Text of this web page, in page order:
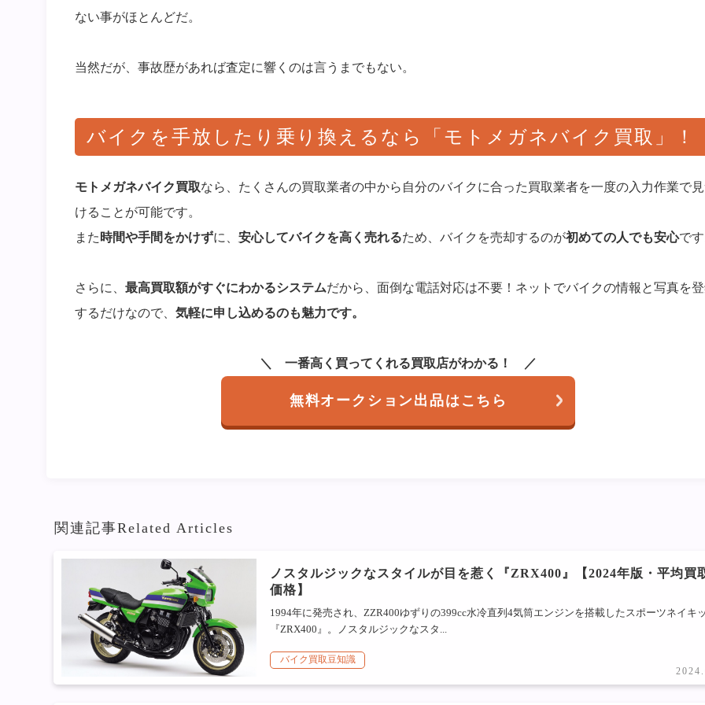
ない事がほとんどだ。
当然だが、事故歴があれば査定に響くのは言うまでもない。
バイクを手放したり乗り換えるなら「モトメガネバイク買取」！
モトメガネバイク買取なら、たくさんの買取業者の中から自分のバイクに合った買取業者を一度の入力作業で
けることが可能です。
また 時間や手間をかけずに、 安心してバイクを高く売れるため、バイクを売却するのが初めての人でも安心です
さらに、 最高買取額がすぐにわかるシステムだから、面倒な電話対応は不要！ネットでバイクの情報と写真を
するだけなので、 気軽に申し込めるのも魅力です。
一番高く買ってくれる買取店がわかる！
無料オークション出品はこちら
関連記事Related Articles
ノスタルジックなスタイルが目を惹く『ZRX400』【2024年版・平均買
価格】
1994年に発売され、ZZR400ゆずりの399cc水冷直列4気筒エンジンを搭載したスポーツネイキ
『ZRX400』。ノスタルジックなスタ...
バイク買取豆知識